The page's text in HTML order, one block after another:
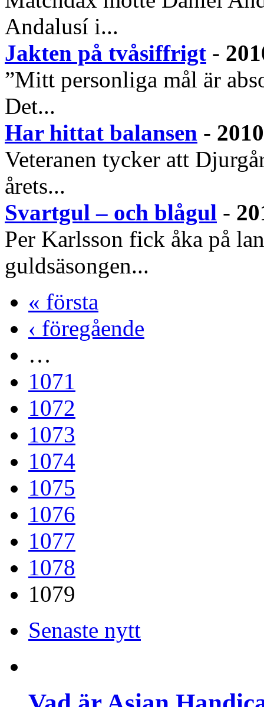
Andalusí i...
Jakten på tvåsiffrigt -
”Mitt personliga mål är
Det...
Har hittat balansen -
Veteranen tycker att
årets...
Svartgul – och blågul -
Per Karlsson fick åka på
guldsäsongen...
« första
‹ föregående
…
1071
1072
1073
1074
1075
1076
1077
1078
1079
Senaste nytt